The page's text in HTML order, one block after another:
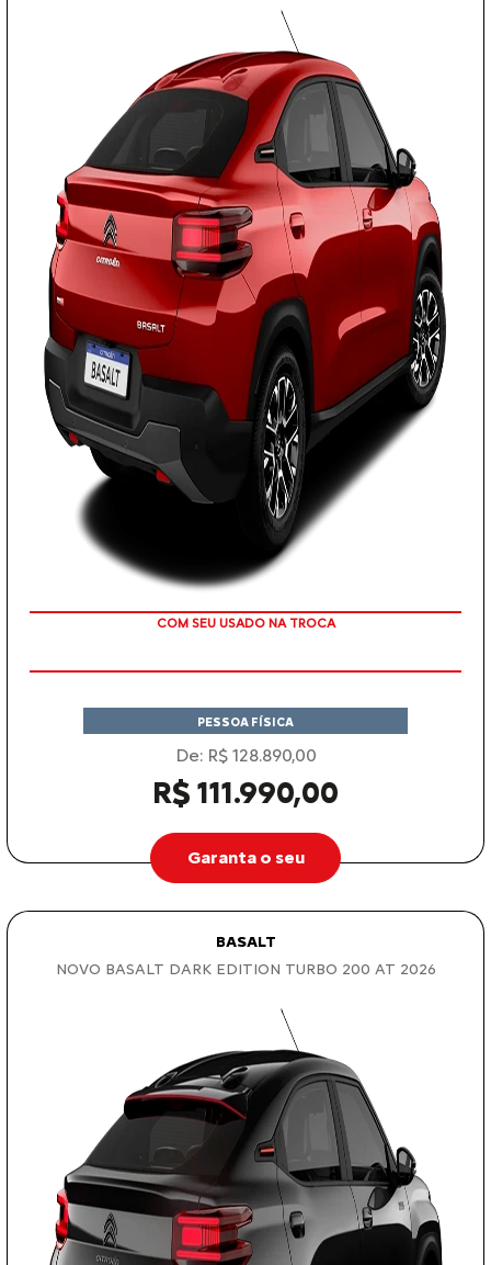
TAXA ZERO
PESSOA FÍSICA
De: R$ 128.890,00
R$ 111.990,00
Garanta o seu
BASALT
NOVO BASALT DARK EDITION TURBO 200 AT 2026